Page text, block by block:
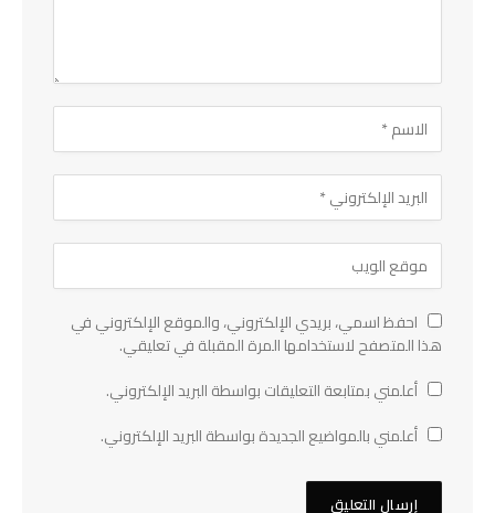
احفظ اسمي، بريدي الإلكتروني، والموقع الإلكتروني في
هذا المتصفح لاستخدامها المرة المقبلة في تعليقي.
أعلمني بمتابعة التعليقات بواسطة البريد الإلكتروني.
أعلمني بالمواضيع الجديدة بواسطة البريد الإلكتروني.